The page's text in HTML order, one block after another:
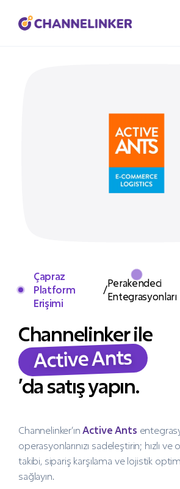
Çapraz
Platform
Erişimi
/
Perakendeci
Entegrasyonları
Channelinker ile
Active Ants
’da satış yapın.
Channelinker’ınActive Ants
operasyonlarınızı sadeleştirin; hızlı
takibi, sipariş karşılama ve lojistik
sağlayın.